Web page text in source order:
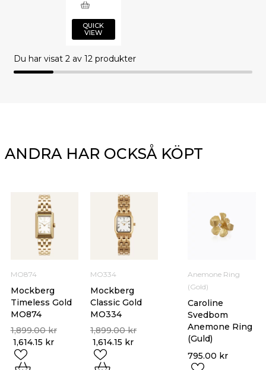
QUICK
VIEW
Du har visat 2av 12 produkter
ANDRA HAR OCKSÅ KÖPT
MO874
Mockberg
Timeless Gold
MO874
1,899.00kr
1,614.15 kr
Anemone Ring
(Gold)
Caroline
Svedbom
Anemone Ring
(Guld)
795.00 kr
MO334
Mockberg
Classic Gold
MO334
1,899.00kr
1,614.15 kr